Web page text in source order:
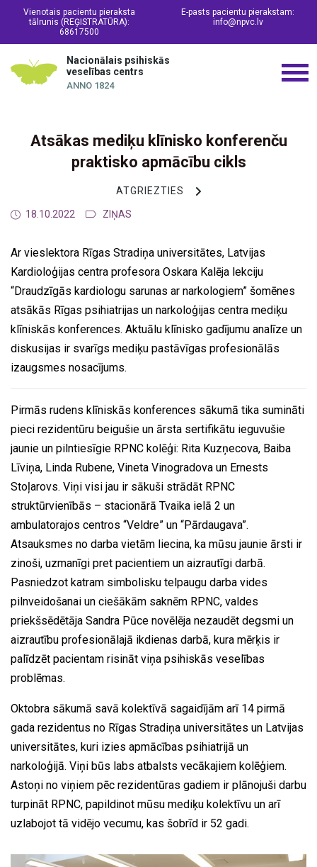
Vienotais pacientu pieraksta
tālrunis (REĢISTRATŪRA):
68617500
E-pasts pacientu pierakstam:
info@npvc.lv
Nacionālais psihiskās
veselības centrs
ANNO 1824
Atsākas mediķu klīnisko konferenču
praktisko apmācību cikls
ATGRIEZTIES
18.10.2022 ZIŅAS
Ar vieslektora Rīgas Stradiņa universitātes, Latvijas
Kardioloģijas centra profesora Oskara Kalēja lekciju
“Draudzīgās kardiologu sarunas ar narkologiem” šomēnes
atsākās Rīgas psihiatrijas un narkoloģijas centra mediķu
klīniskās konferences. Aktuālu klīnisko gadījumu analīze un
diskusijas ir svarīgs mediķu pastāvīgas profesionālās
izaugsmes nosacījums.
Pirmās rudens klīniskās konferences sākumā tika sumināti
pieci rezidentūru beigušie un ārsta sertifikātu ieguvušie
jaunie un pilntiesīgie RPNC kolēģi: Rita Kuzņecova, Baiba
Līviņa, Linda Rubene, Vineta Vinogradova un Ernests
Stoļarovs. Viņi visi jau ir sākuši strādāt RPNC
struktūrvienībās – stacionārā Tvaika ielā 2 un
ambulatorajos centros “Veldre” un “Pārdaugava”.
Atsauksmes no darba vietām liecina, ka mūsu jaunie ārsti ir
zinoši, uzmanīgi pret pacientiem un aizrautīgi darbā.
Pasniedzot katram simbolisku telpaugu darba vides
pilnveidošanai un ciešākām saknēm RPNC, valdes
priekšsēdētāja Sandra Pūce novēlēja nezaudēt degsmi un
aizrautību profesionālajā ikdienas darbā, kura mērķis ir
palīdzēt pacientam risināt viņa psihiskās veselības
problēmas.
Oktobra sākumā savā kolektīvā sagaidījām arī 14 pirmā
gada rezidentus no Rīgas Stradiņa universitātes un Latvijas
universitātes, kuri izies apmācības psihiatrijā un
narkoloģijā. Viņi būs labs atbalsts vecākajiem kolēģiem.
Astoņi no viņiem pēc rezidentūras gadiem ir plānojuši darbu
turpināt RPNC, papildinot mūsu mediķu kolektīvu un arī
uzlabojot tā vidējo vecumu, kas šobrīd ir 52 gadi.